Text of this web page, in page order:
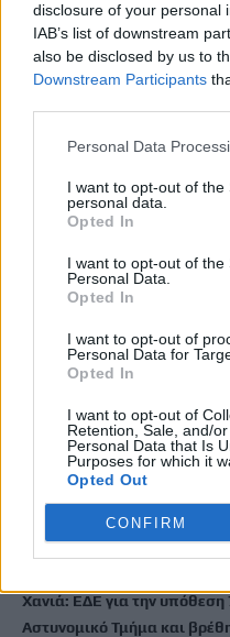
disclosure of your personal
IAB’s list of downstream
also be disclosed by us to
Downstream Participants
Personal Data
I want to opt-out of the
personal data.
Opted In
I want to opt-out of the
Personal Data.
Opted In
I want to opt-out of
Personal Data for
Opted In
I want to opt-out of
Retention, Sale, and/
Personal Data that Is
Purposes for which it
Opted Out
CONFIRM
29 Απριλίου, 2026
εκτοξεύει
βρίσκει σπίτι
Μην χάνεις
ΠΡΟΣΘΕΣΕ ΤΟ
ΡΟΗ ΕΙΔΗΣΕΩΝ
Καιρός: Ανεβαίνει η
υδράργυρος
7 Αυγούστου, 2026
Χανιά: ΕΔΕ για την
Αστυνομικό Τμήμα και